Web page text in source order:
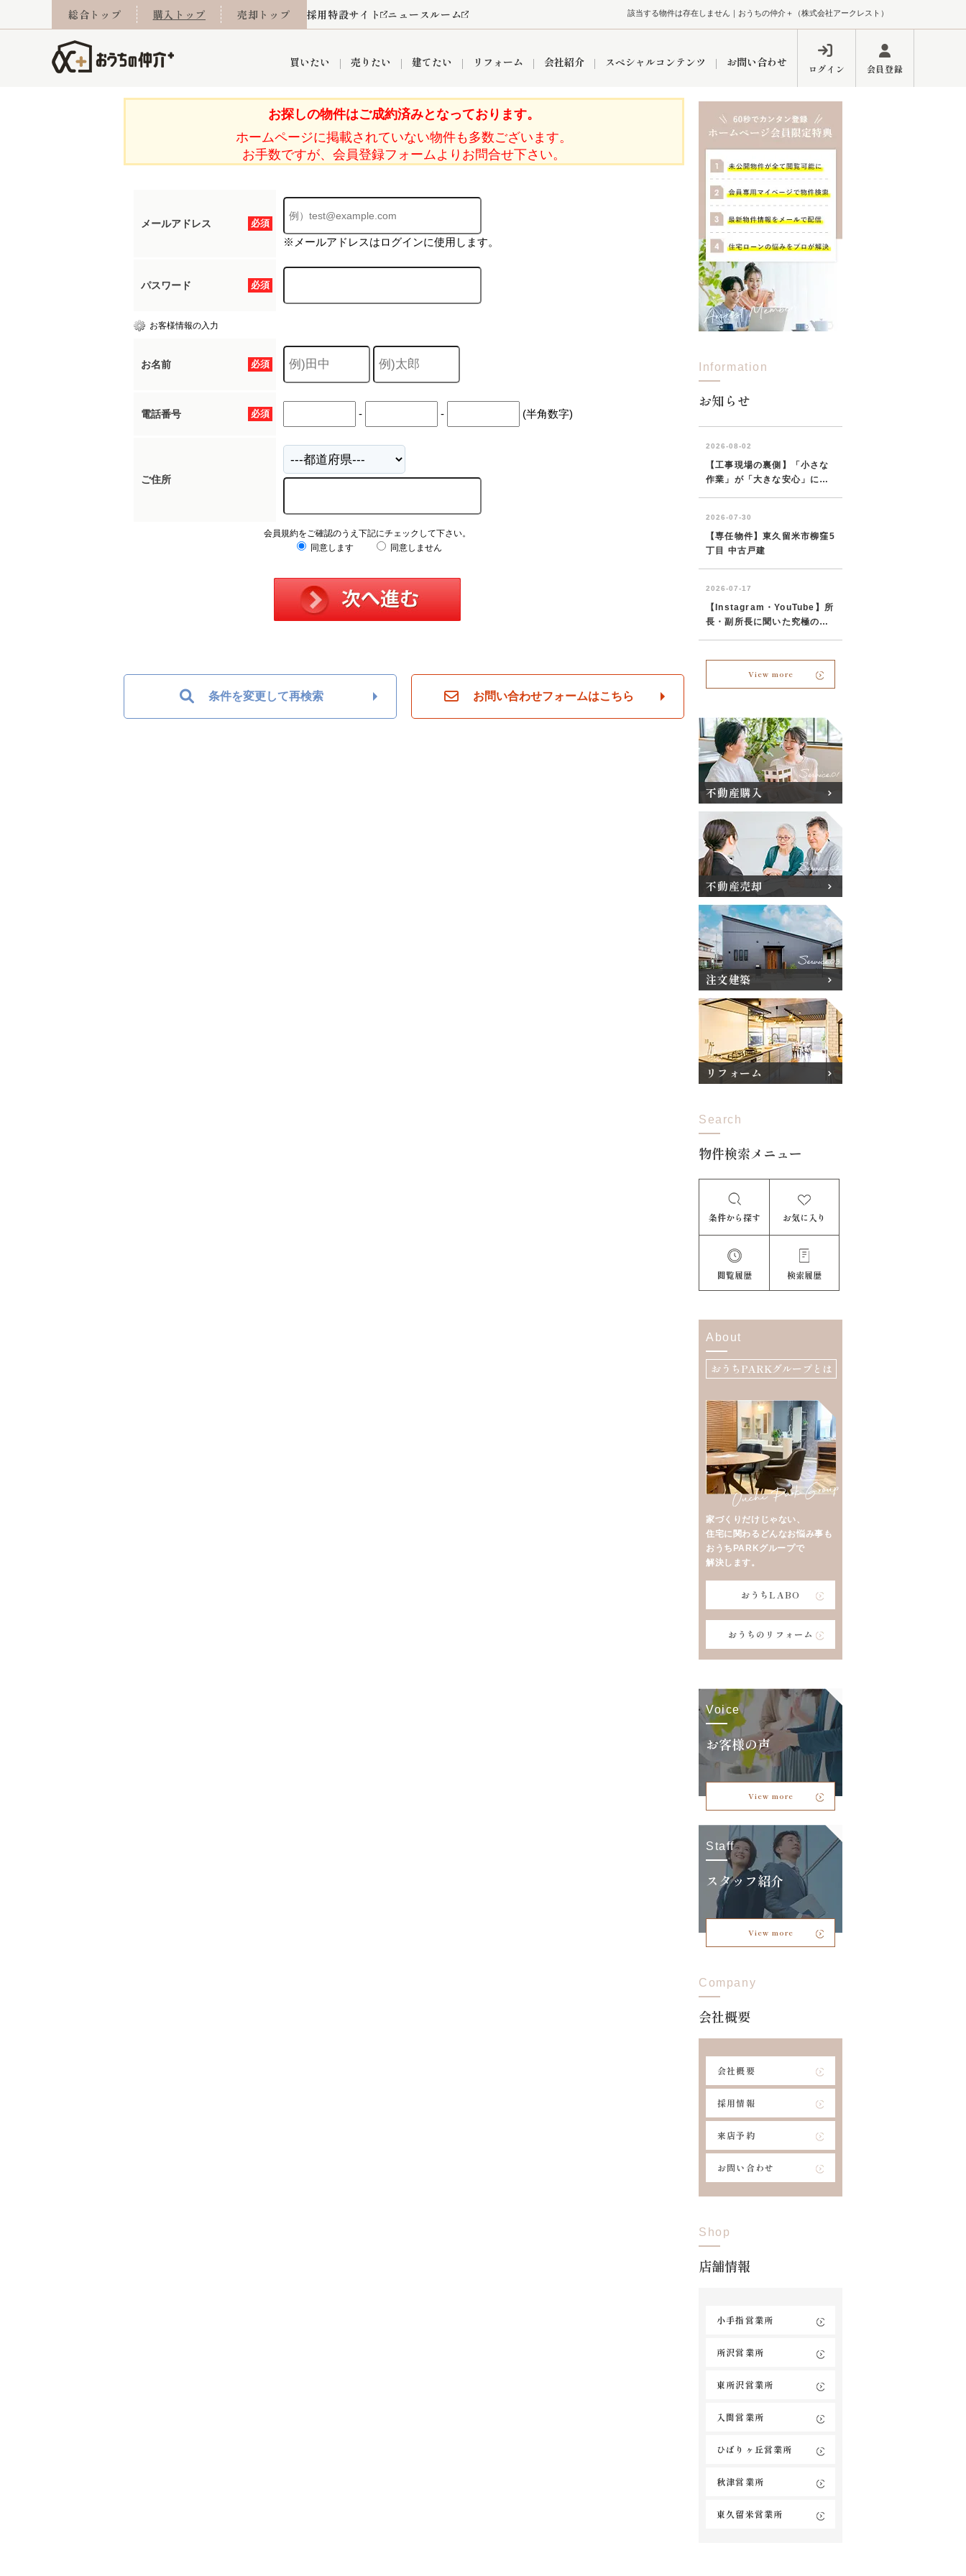
該当する物件は存在しません｜おうちの仲介＋（株式会社アークレスト）
総合トップ 購入トップ 売却トップ 採用特設サイト ニュースルーム
買いたい
学区から探す 町名から探す お気に入り 閲覧履歴
当社お預かり物件 グループ会社施工物件
当社提携金融機関 8代疾病保証付き住宅ローン
飯能市 狭山市 ふじみ野市 富士見市 東村山市
売りたい
売却査定実績 売却成功実績 よくある質問 売却コラム
住み替え 離婚
東村山市 入間市 狭山市 富士見市 練馬区
建てたい
建築事例
リフォーム
リフォーム事例 【埼玉】補助金・助成金 【東京】補助金・助成金
会社紹介
採用情報 お客様の声 創業の想い インフォメーション ブログ
小手指営業所 所沢営業所 東久留米営業所
おうちのリフォーム おうちパークグループの強み
スペシャルコンテンツ
マンションカタログ おうちパークくらぶ レンタルスペース
お問い合わせ
オンライン相談予約 売却査定依頼 なんでもご相談 プライバシーポリシー
ログイン 会員登録
お探しの物件はご成約済みとなっております。
ホームページに掲載されていない物件も多数ございます。
お手数ですが、会員登録フォームよりお問合せ下さい。
必須
メールアドレス
※メールアドレスはログインに使用します。
必須
パスワード
お客様情報の入力
必須
お名前
必須
電話番号 - - (半角数字)
ご住所
会員規約をご確認のうえ下記にチェックして下さい。
同意します
同意しません
条件を変更して再検索 お問い合わせフォームはこちら
Information
お知らせ
View more
不動産購入
不動産売却
注文建築
リフォーム
Search
物件検索メニュー
条件から探す お気に入り
閲覧履歴 検索履歴
About
おうちPARKグループとは
家づくりだけじゃない、
住宅に関わるどんなお悩み事も
おうちPARKグループで
解決します。
おうちLABO
おうちのリフォーム
Voice
お客様の声
View more
Staff
スタッフ紹介
View more
Company
会社概要
会社概要
採用情報
来店予約
お問い合わせ
Shop
店舗情報
小手指営業所
所沢営業所
東所沢営業所
入間営業所
ひばりヶ丘営業所
秋津営業所
東久留米営業所